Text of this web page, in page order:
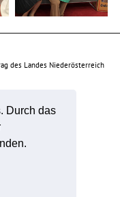
Durch das
des Landes Niederösterreich